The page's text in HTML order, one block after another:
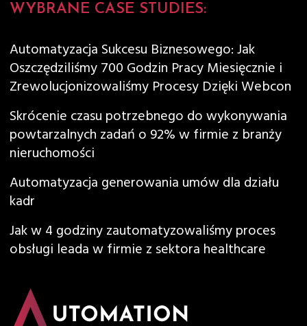
WYBRANE CASE STUDIES:
Automatyzacja Sukcesu Biznesowego: Jak
Oszczędziliśmy 700 Godzin Pracy Miesięcznie i
Zrewolucjonizowaliśmy Procesy Dzięki Webcon
Skrócenie czasu potrzebnego do wykonywania
powtarzalnych zadań o 92% w firmie z branży
nieruchomości
Automatyzacja generowania umów dla działu
kadr
Jak w 4 godziny zautomatyzowaliśmy proces
obsługi leada w firmie z sektora healthcare